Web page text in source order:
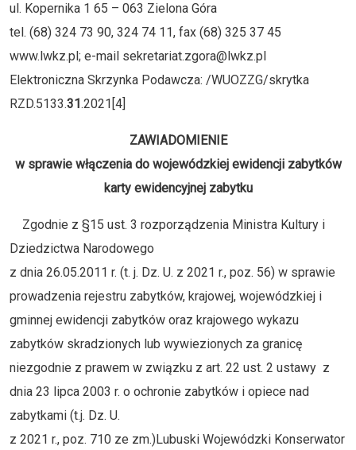
ul. Kopernika 1 65 – 063 Zielona Góra
tel. (68) 324 73 90, 324 74 11, fax (68) 325 37 45
www.lwkz.pl; e-mail sekretariat.zgora@lwkz.pl
Elektroniczna Skrzynka Podawcza: /WUOZZG/skrytka
RZD.5133.31 .2021[4]
ZAWIADOMIENIE
w sprawie włączenia do wojewódzkiej ewidencji zabytków
karty ewidencyjnej zabytku
Zgodnie z §15 ust. 3 rozporządzenia Ministra Kultury i
Dziedzictwa Narodowego
z dnia 26.05.2011 r. (t. j. Dz. U. z 2021 r., poz. 56) w sprawie
prowadzenia rejestru zabytków, krajowej, wojewódzkiej i
gminnej ewidencji zabytków oraz krajowego wykazu
zabytków skradzionych lub wywiezionych za granicę
niezgodnie z prawem w związku z art. 22 ust. 2 ustawy z
dnia 23 lipca 2003 r. o ochronie zabytków i opiece nad
zabytkami (t.j. Dz. U.
z 2021 r., poz. 710 ze zm.)Lubuski Wojewódzki Konserwator